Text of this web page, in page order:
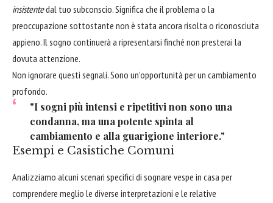
insistentedal tuo subconscio. Significa che il problema o la
preoccupazione sottostante non è stata ancora risolta o riconosciuta
appieno. Il sogno continuerà a ripresentarsi finché non presterai la
dovuta attenzione.
Non ignorare questi segnali. Sono un'opportunità per un cambiamento
profondo.
"I sogni più intensi e ripetitivi non sono una
condanna, ma una potente spinta al
cambiamento e alla guarigione interiore."
Esempi e Casistiche Comuni
Analizziamo alcuni scenari specifici di sognare vespe in casa per
comprendere meglio le diverse interpretazioni e le relative